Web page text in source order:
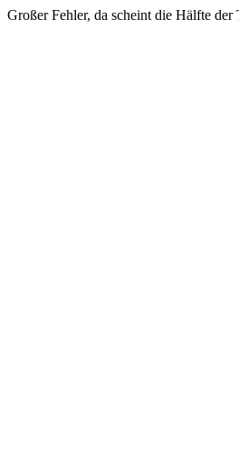
Großer Fehler, da scheint die Hälfte der